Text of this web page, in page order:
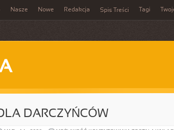
Nasze Nowe Redakcja Spis Treści Tagi
DARCZYŃCÓW